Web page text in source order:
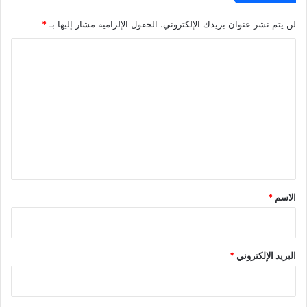
لن يتم نشر عنوان بريدك الإلكتروني. الحقول الإلزامية مشار إليها بـ *
*
الاسم *
البريد الإلكتروني*